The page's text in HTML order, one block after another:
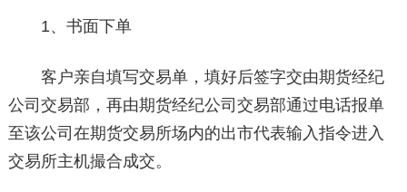
1、书面下单
客户亲自填写交易单，填好后签字交由期货经纪
公司交易部，再由期货经纪公司交易部通过电话报单
至该公司在期货交易所场内的出市代表输入指令进入
交易所主机撮合成交。